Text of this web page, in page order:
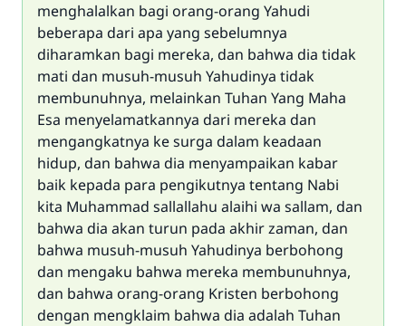
menghalalkan bagi orang-orang Yahudi
beberapa dari apa yang sebelumnya
diharamkan bagi mereka, dan bahwa dia tidak
mati dan musuh-musuh Yahudinya tidak
membunuhnya, melainkan Tuhan Yang Maha
Esa menyelamatkannya dari mereka dan
mengangkatnya ke surga dalam keadaan
hidup, dan bahwa dia menyampaikan kabar
baik kepada para pengikutnya tentang Nabi
kita Muhammad sallallahu alaihi wa sallam, dan
bahwa dia akan turun pada akhir zaman, dan
bahwa musuh-musuh Yahudinya berbohong
dan mengaku bahwa mereka membunuhnya,
dan bahwa orang-orang Kristen berbohong
dengan mengklaim bahwa dia adalah Tuhan